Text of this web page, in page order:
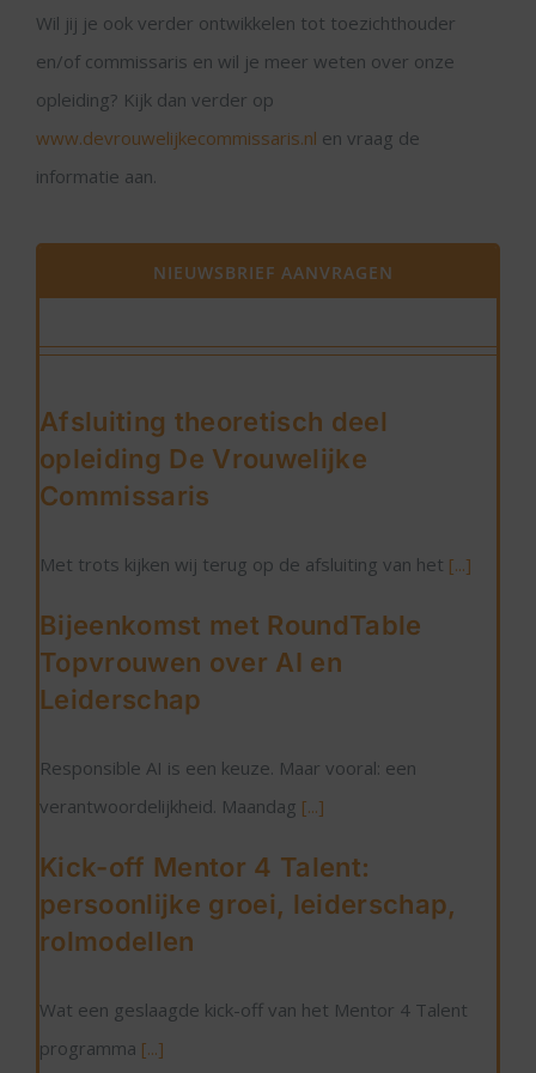
Wil jij je ook verder ontwikkelen tot toezichthouder
en/of commissaris en wil je meer weten over onze
opleiding? Kijk dan verder op
www.devrouwelijkecommissaris.nl en vraag de
informatie aan.
NIEUWSBRIEF AANVRAGEN
Afsluiting theoretisch deel
opleiding De Vrouwelijke
Commissaris
Met trots kijken wij terug op de afsluiting van het [...]
Bijeenkomst met RoundTable
Topvrouwen over AI en
Leiderschap
Responsible AI is een keuze. Maar vooral: een
verantwoordelijkheid. Maandag [...]
Kick-off Mentor 4 Talent:
persoonlijke groei, leiderschap,
rolmodellen
Wat een geslaagde kick-off van het Mentor 4 Talent
programma [...]